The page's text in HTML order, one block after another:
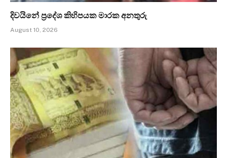
දිවයිනේ ප්‍රදේශ කිහිපයක මාරක අනතුරු
August 10, 2026